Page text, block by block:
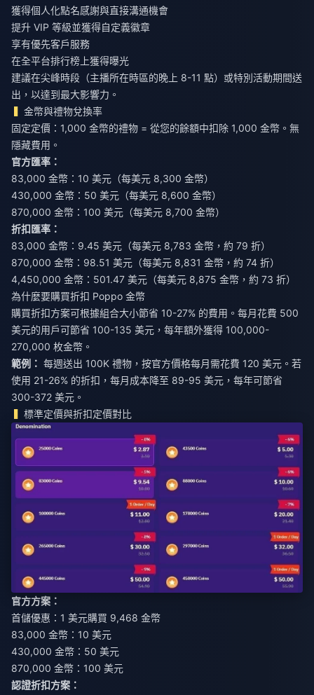
獲得個人化點名感謝與直接溝通機會
提升 VIP 等級並獲得自定義徽章
享有優先客戶服務
在全平台排行榜上獲得曝光
建議在尖峰時段（主播所在時區的晚上 8-11 點）或特別活動期間送
出，以達到最大影響力。
金幣與禮物兌換率
固定定價：1,000 金幣的禮物 = 從您的餘額中扣除 1,000 金幣。無
隱藏費用。
官方匯率：
83,000 金幣：10 美元（每美元 8,300 金幣）
430,000 金幣：50 美元（每美元 8,600 金幣）
870,000 金幣：100 美元（每美元 8,700 金幣）
折扣匯率：
83,000 金幣：9.45 美元（每美元 8,783 金幣，約 79 折）
870,000 金幣：98.51 美元（每美元 8,831 金幣，約 74 折）
4,450,000 金幣：501.47 美元（每美元 8,875 金幣，約 73 折）
為什麼要購買折扣 Poppo 金幣
購買折扣方案可根據組合大小節省 10-27% 的費用。每月花費 500
美元的用戶可節省 100-135 美元，每年額外獲得 100,000-
270,000 枚金幣。
範例： 每週送出 100K 禮物，按官方價格每月需花費 120 美元。若
使用 21-26% 的折扣，每月成本降至 89-95 美元，每年可節省
300-372 美元。
標準定價與折扣定價對比
官方方案：
首儲優惠：1 美元購買 9,468 金幣
83,000 金幣：10 美元
430,000 金幣：50 美元
870,000 金幣：100 美元
認證折扣方案：